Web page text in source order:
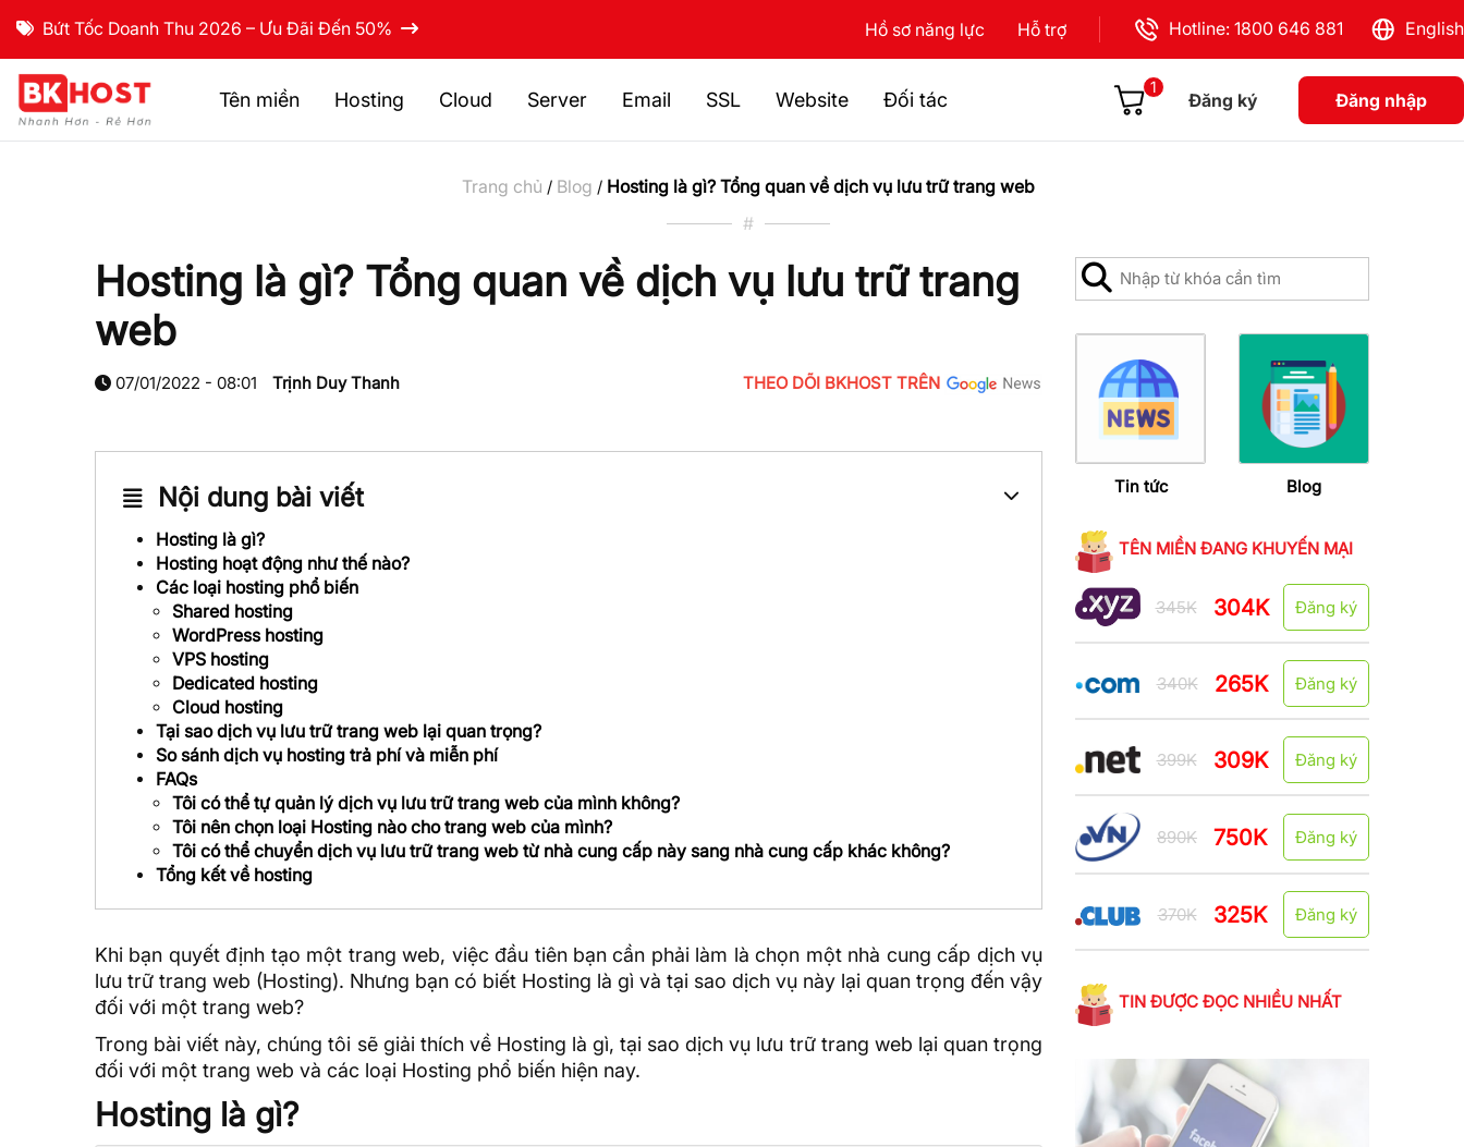
Bứt Tốc Doanh Thu 2026 – Ưu Đãi Đến 50% Hồ sơ năng lực Hỗ trợ Hotline: 1800 646 881 English
Tên miền Hosting Cloud Server Email SSL Website Đối tác
1
Đăng ký Đăng nhập
Trang chủ / Blog / Hosting là gì? Tổng quan về dịch vụ lưu trữ trang web
#
Hosting là gì? Tổng quan về dịch vụ lưu trữ trang
web
07/01/2022 - 08:01 Trịnh Duy Thanh THEO DÕI BKHOST TRÊN
Nội dung bài viết
Hosting là gì?
Hosting hoạt động như thế nào?
Các loại hosting phổ biến
Shared hosting
WordPress hosting
VPS hosting
Dedicated hosting
Cloud hosting
Tại sao dịch vụ lưu trữ trang web lại quan trọng?
So sánh dịch vụ hosting trả phí và miễn phí
FAQs
Tôi có thể tự quản lý dịch vụ lưu trữ trang web của mình không?
Tôi nên chọn loại Hosting nào cho trang web của mình?
Tôi có thể chuyển dịch vụ lưu trữ trang web từ nhà cung cấp này sang nhà cung cấp khác không?
Tổng kết về hosting
Khi bạn quyết định tạo một trang web, việc đầu tiên bạn cần phải làm là chọn một nhà cung cấp dịch vụ
lưu trữ trang web (Hosting). Nhưng bạn có biết Hosting là gì và tại sao dịch vụ này lại quan trọng đến vậy
đối với một trang web?
Trong bài viết này, chúng tôi sẽ giải thích về Hosting là gì, tại sao dịch vụ lưu trữ trang web lại quan trọng
đối với một trang web và các loại Hosting phổ biến hiện nay.
Hosting là gì?
Tin tức Blog
TÊN MIỀN ĐANG KHUYẾN MẠI
345K 304K Đăng ký
340K 265K Đăng ký
399K 309K Đăng ký
890K 750K Đăng ký
370K 325K Đăng ký
TIN ĐƯỢC ĐỌC NHIỀU NHẤT